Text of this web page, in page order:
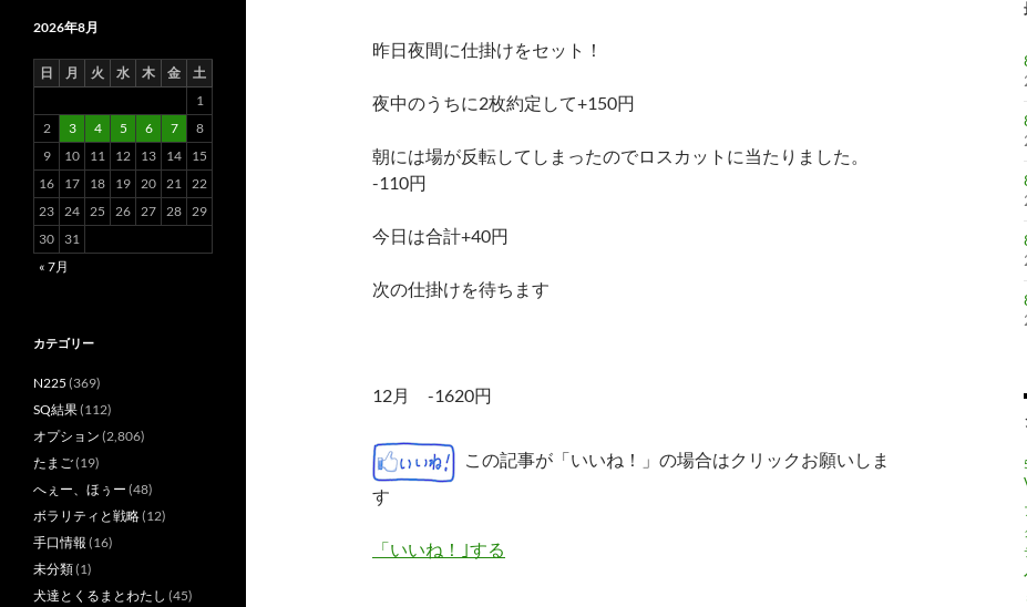
昨日夜間に仕掛けをセット！
夜中のうちに2枚約定して+150円
朝には場が反転してしまったのでロスカットに当たりました。
-110円
今日は合計+40円
次の仕掛けを待ちます
12月 -1620円
この記事が「いいね！」の場合はクリックお願いしま
す
「いいね！｣する
2026年8月
日 月 火 水 木 金
土
1
2
3 4 5 6 7
8
9
10 11 12 13 14
15
16
17 18 19 20 21
22
23
24 25 26 27 28
29
30
31
« 7月
カテゴリー
N225 (369)
SQ結果(112)
オプション (2,806)
たまご(19)
へぇー、ほぅー (48)
ボラリティと戦略(12)
手口情報 (16)
未分類(1)
犬達とくるまとわたし (45)